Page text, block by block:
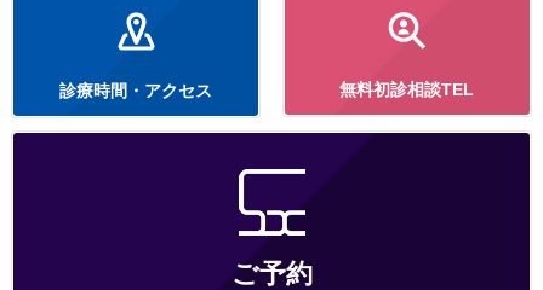
診療時間・アクセス 無料初診相談TEL
ご予約